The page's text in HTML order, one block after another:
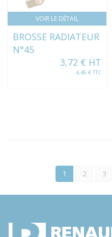
VOIR LE DÉTAIL
BROSSE RADIATEUR
N°45
3,72 € HT
4,46 € TTC
1 2 3